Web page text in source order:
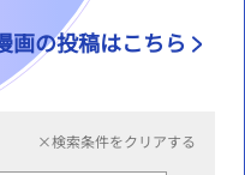
画の投稿はこちら
×検索条件をクリアする